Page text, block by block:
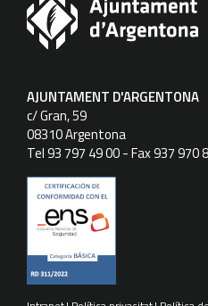
AJUNTAMENT D'ARGENTONA
c/ Gran, 59
08310 Argentona
Tel 93 797 49 00 - Fax 937 970